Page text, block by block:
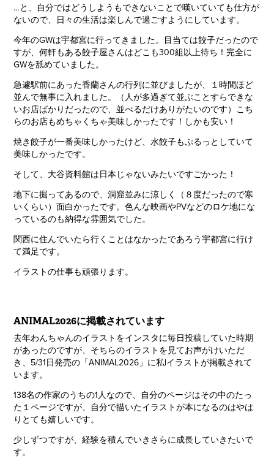
…と、自分ではどうしようもできないことで嘆いていても仕方が
ないので、日々の生活は楽しんで過ごすようにしています。
今年のGWは宇都宮に行ってきました。目当ては餃子だったので
すが、何軒もある餃子屋さんはどこも300組以上待ち！完全に
GWを舐めていました。
急遽駅前にあった香蘭さんの行列に並びましたが、１時間ほど
並んで無事に入れました。（人が多過ぎて並ぶことすらできな
いお店ばかりだったので、並べるだけありがたいのです）こち
らのお店もめちゃくちゃ美味しかったです！しかも安い！
焼き餃子が一番美味しかったけど、水餃子もぷるっとしていて
美味しかったです。
そして、大谷資料館は日本じゃないみたいですごかった！
地下に掘ってあるので、洞窟並みに涼しく（８度だったので寒
いくらい）面白かったです。色んな映画やPVなどのロケ地にな
っているのも納得な雰囲気でした。
関西に住んでいたら行くことはなかったであろう宇都宮に行け
て満足です。
イラストの仕事も頑張ります。
ANIMAL2026に掲載されています
去年わんちゃんのイラストをインスタに毎日投稿していた時期
があったのですが、そちらのイラストを見てお声がけいただ
き、5/31日発売の「ANIMAL2026」に私lイラストが掲載されて
います。
138名の作家のうちの1人なので、自分のページはその中のたっ
た１ページですが、自分で描いたイラストが本になるのはやは
りとても嬉しいです。
少しずつですが、経験を積んでいきさらに成長していきたいで
す。